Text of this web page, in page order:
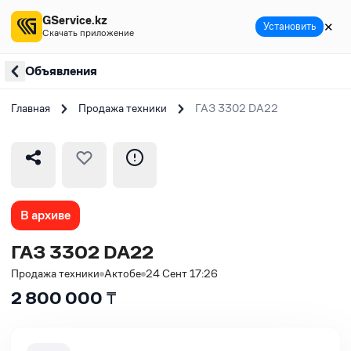
Объявления
Главная Продажа техники ГАЗ 3302 DA22
В архиве
ГАЗ 3302 DA22
Продажа техники Актобе 24 Сент 17:26
2 800 000 ₸
GService.kz
Скачать приложение Установить ✕